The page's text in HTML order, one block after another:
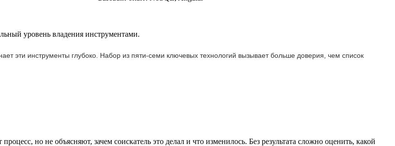
уровень владения инструментами.
эти инструменты глубоко. Набор из пяти-семи ключевых технологий вызывает больше доверия, чем список
но не объясняют, зачем соискатель это делал и что изменилось. Без результата сложно оценить, какой